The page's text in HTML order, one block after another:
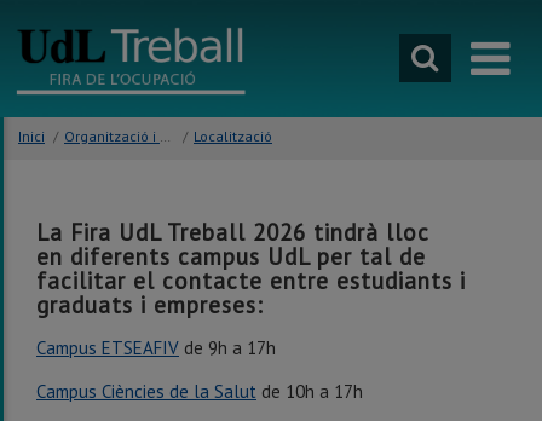
contingut
principal
Inici / Organització i Contacte / Localització
La Fira UdL Treball 2026 tindrà lloc
en diferents campus UdLper tal de
facilitar el contacte entre estudiants i
graduats i empreses:
Campus ETSEAFIV de 9h a 17h
Campus Ciències de la Salut de 10h a 17h